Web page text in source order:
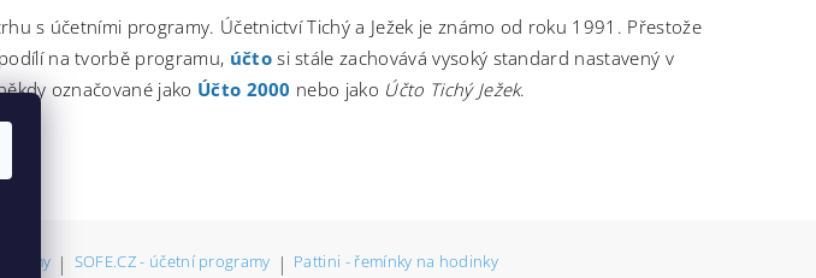
s účetními programy. Účetnictví Tichý a Ježek je známo od roku 1991. Přestože
na tvorbě programu, účtosi stále zachovává vysoký standard nastavený v
označované jako Účto 2000 nebo jako Účto Tichý Ježek.
| SOFE.CZ - účetní programy | Pattini - řemínky na hodinky